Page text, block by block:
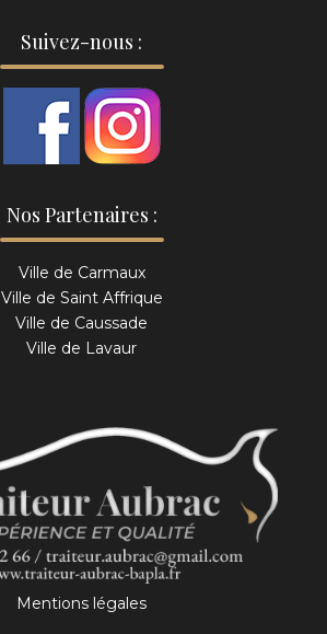
Suivez-nous :
Nos Partenaires :
Ville de Carmaux
Ville de Saint Affrique
Ville de Caussade
Ville de Lavaur
Mentions légales